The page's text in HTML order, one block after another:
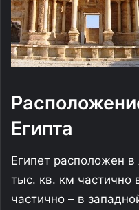
Египта
Египет расположен
тыс. кв. км частично
частично – в